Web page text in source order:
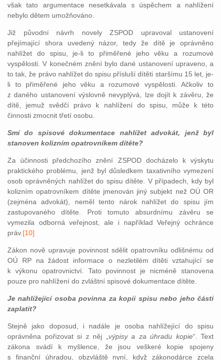
však tato argumentace nesetkávala s úspěchem a nahlížení
nebylo dětem umožňováno.
Již původní návrh novely ZSPOD upravoval ustanovení
přejímající shora uvedený názor, tedy že dítě je oprávněno
nahlížet do spisu, je-li to přiměřené jeho věku a rozumové
vyspělosti. V konečném znění bylo dané ustanovení upraveno, a
to tak, že právo nahlížet do spisu přísluší dítěti staršímu 15 let, je-
li to přiměřené jeho věku a rozumové vyspělosti. Ačkoliv to
z daného ustanovení výslovně nevyplývá, lze dojít k závěru, že
dítě, jemuž svědčí právo k nahlížení do spisu, může k této
činnosti zmocnit třetí osobu.
Smí do spisové dokumentace nahlížet advokát, jenž byl
stanoven kolizním opatrovníkem dítěte?
Za účinnosti předchozího znění ZSPOD docházelo k výskytu
praktického problému, jenž byl důsledkem taxativního vymezení
osob oprávněných nahlížet do spisu dítěte. V případech, kdy byl
kolizním opatrovníkem dítěte jmenován jiný subjekt než OÚ OR
(zejména advokát), neměl tento nárok nahlížet do spisu jím
zastupovaného dítěte. Proti tomuto absurdnímu závěru se
vymezila odborná veřejnost, ale i například Veřejný ochránce
práv. [10]
Zákon nově upravuje povinnost sdělit opatrovníku odlišnému od
OÚ RP na žádost informace o nezletilém dítěti vztahující se
k výkonu opatrovnictví. Tato povinnost je nicméně stanovena
pouze pro nahlížení do zvláštní spisové dokumentace dítěte.
Je nahlížející osoba povinna za kopii spisu nebo jeho části
zaplatit?
Stejně jako doposud, i nadále je osoba nahlížející do spisu
oprávněna pořizovat si z něj „ výpisy a za úhradu kopie“. Text
zákona svádí k myšlence, že jsou veškeré kopie spojeny
s finanční úhradou, obzvláště nyní, když zákonodárce zcela